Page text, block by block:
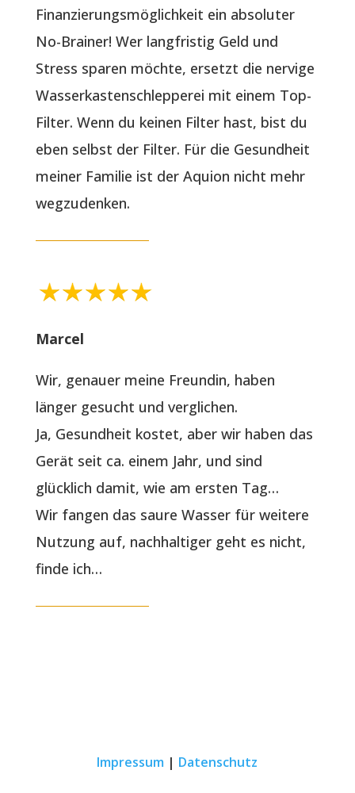
Finanzierungsmöglichkeit ein absoluter
No-Brainer! Wer langfristig Geld und
Stress sparen möchte, ersetzt die nervige
Wasserkastenschlepperei mit einem Top-
Filter. Wenn du keinen Filter hast, bist du
eben selbst der Filter. Für die Gesundheit
meiner Familie ist der Aquion nicht mehr
wegzudenken.
Marcel
Wir, genauer meine Freundin, haben
länger gesucht und verglichen.
Ja, Gesundheit kostet, aber wir haben das
Gerät seit ca. einem Jahr, und sind
glücklich damit, wie am ersten Tag…
Wir fangen das saure Wasser für weitere
Nutzung auf, nachhaltiger geht es nicht,
finde ich…
Impressum | Datenschutz